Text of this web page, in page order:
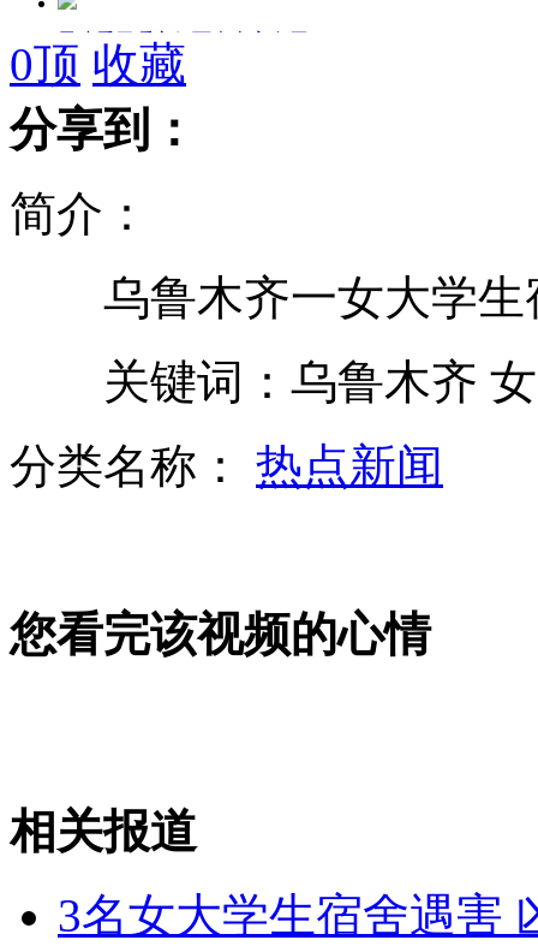
男孩爱干嚼方便面患上高血压
美一男子因贪吃引燃房屋
男子捕到世界最大金枪鱼
罕见宠物猪 重达一千斤
山西运城恶犬咬伤多人 警民合力深夜将其击毙
女孩北京地铁殴打老人 痛下狠手拳打脚踢
外交部：反对强权政治霸凌主义
0顶 收藏
分享到：
简介：
乌鲁木齐一女大学生
关键词：乌鲁木齐 女
分类名称： 热点新闻
您看完该视频的心情
相关报道
3名女大学生宿舍遇害